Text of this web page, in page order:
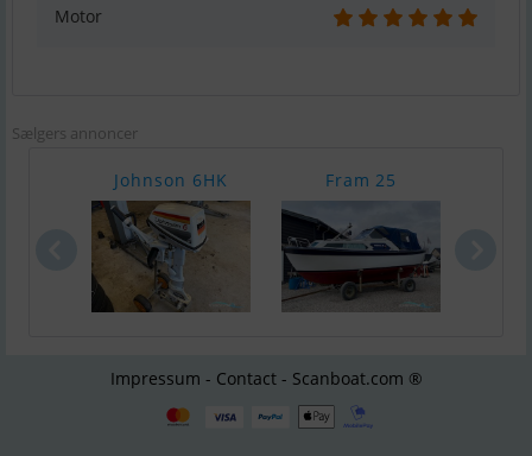
Motor
Sælgers annoncer
Johnson 6HK Fram 25
Impressum - Contact - Scanboat.com ®